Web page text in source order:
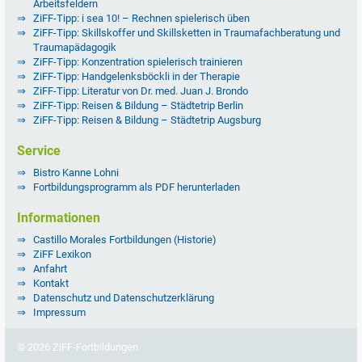
Arbeitsfeldern
ZiFF-Tipp: i sea 10! – Rechnen spielerisch üben
ZiFF-Tipp: Skillskoffer und Skillsketten in Traumafachberatung und
Traumapädagogik
ZiFF-Tipp: Konzentration spielerisch trainieren
ZiFF-Tipp: Handgelenksböckli in der Therapie
ZiFF-Tipp: Literatur von Dr. med. Juan J. Brondo
ZiFF-Tipp: Reisen & Bildung – Städtetrip Berlin
ZiFF-Tipp: Reisen & Bildung – Städtetrip Augsburg
Service
Bistro Kanne Lohni
Fortbildungsprogramm als PDF herunterladen
Informationen
Castillo Morales Fortbildungen (Historie)
ZiFF Lexikon
Anfahrt
Kontakt
Datenschutz und Datenschutzerklärung
Impressum
© 2026 ZiFF-Fortbildungen